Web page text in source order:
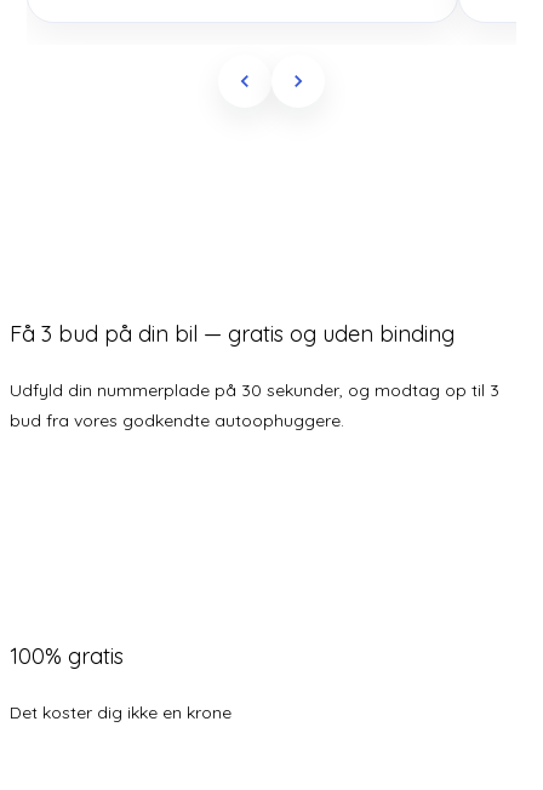
Få 3 bud på din bil — gratis og uden binding
Udfyld din nummerplade på 30 sekunder, og modtag op til 3
bud fra vores godkendte autoophuggere.
100% gratis
Det koster dig ikke en krone